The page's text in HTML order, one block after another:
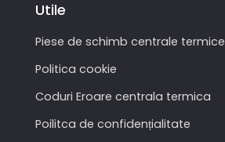
Utile
Piese de schimb centrale termice
Politica cookie
Coduri Eroare centrala termica
Poilitca de confidențialitate